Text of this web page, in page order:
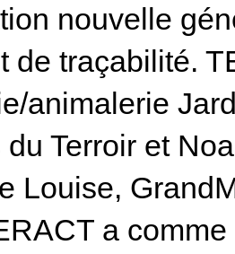
nouvelle
de traçabilité.
animalerie
Terroir et
Louise,
a